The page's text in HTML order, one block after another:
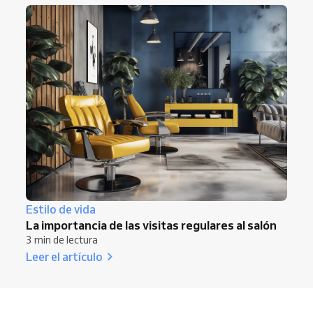
Estilo de vida
La importancia de las visitas regulares al salón
3 min de lectura
Leer el artículo